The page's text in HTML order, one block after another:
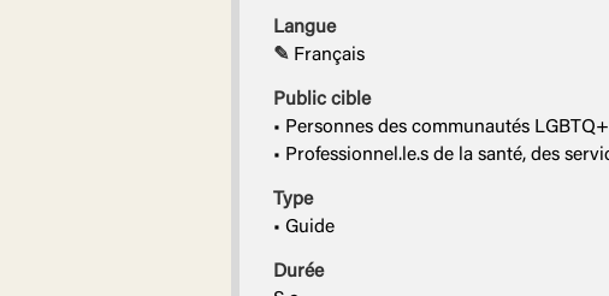
Langue
✎ Français
Public cible
• Personnes des communautés LGBTQ+
• Professionnel.le.s de la santé, des
Type
• Guide
Durée